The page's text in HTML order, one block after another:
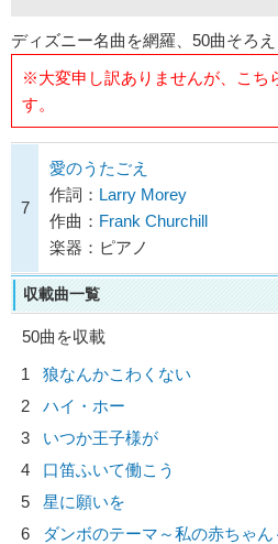
ディズニー名曲を網羅、50曲そろえ
※大変申し訳ありませんが、こち
す。
7
愛のうたごえ
作詞： Larry Morey
作曲： Frank Churchill
楽器：ピアノ
収載曲一覧
50曲を収載
1
狼なんかこわくない
2
ハイ・ホー
3
いつか王子様が
4
口笛ふいて働こう
5
星に願いを
6
ダンボのテーマ～私の赤ちゃん